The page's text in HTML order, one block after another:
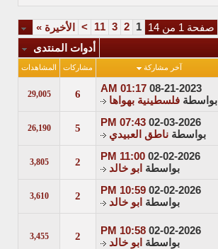
صفحة 1 من 14 1
2
3
11
> الأخيرة »
أدوات المنتدى
آخر مشاركة مشاركات المشاهدات
08-21-2023
01:17 AM
بواسطة فلسطينية بهواها
6
29,005
02-03-2026
07:43 PM
بواسطة ناطق العبيدي
5
26,190
02-02-2026
11:00 PM
بواسطة ابو خالد
2
3,805
02-02-2026
10:59 PM
بواسطة ابو خالد
2
3,610
02-02-2026
10:58 PM
بواسطة ابو خالد
2
3,455